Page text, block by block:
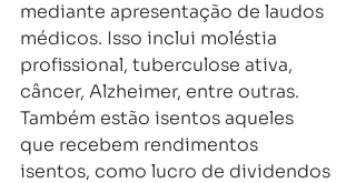
mediante apresentação de laudos
médicos. Isso inclui moléstia
profissional, tuberculose ativa,
câncer, Alzheimer, entre outras.
Também estão isentos aqueles
que recebem rendimentos
isentos, como lucro de dividendos